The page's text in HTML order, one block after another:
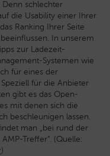
schlechter
die Usability einer Ihrer
Ranking Ihrer Seite
In unserem
zur Ladezeit-
Systemen wie
für eines der
für die Anbieter
gibt es das Open-
mit denen sich die
beschleunigen lassen.
man „bei rund der
Treffer“. (Quelle:
)